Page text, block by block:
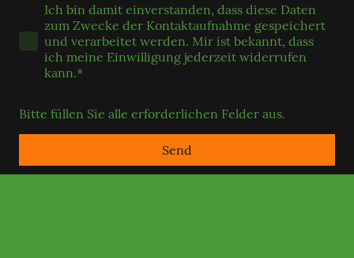
Ich bin damit einverstanden, dass diese Daten
zum Zwecke der Kontaktaufnahme gespeichert
und verarbeitet werden. Mir ist bekannt, dass
ich meine Einwilligung jederzeit widerrufen
kann.*
Bitte füllen Sie alle erforderlichen Felder aus.
Send